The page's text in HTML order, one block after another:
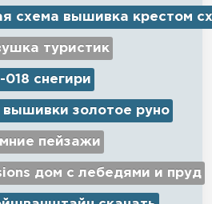
схема вышивка крестом
туристик
снегири
золотое руно
пейзажи
дом с лебедями и пруд